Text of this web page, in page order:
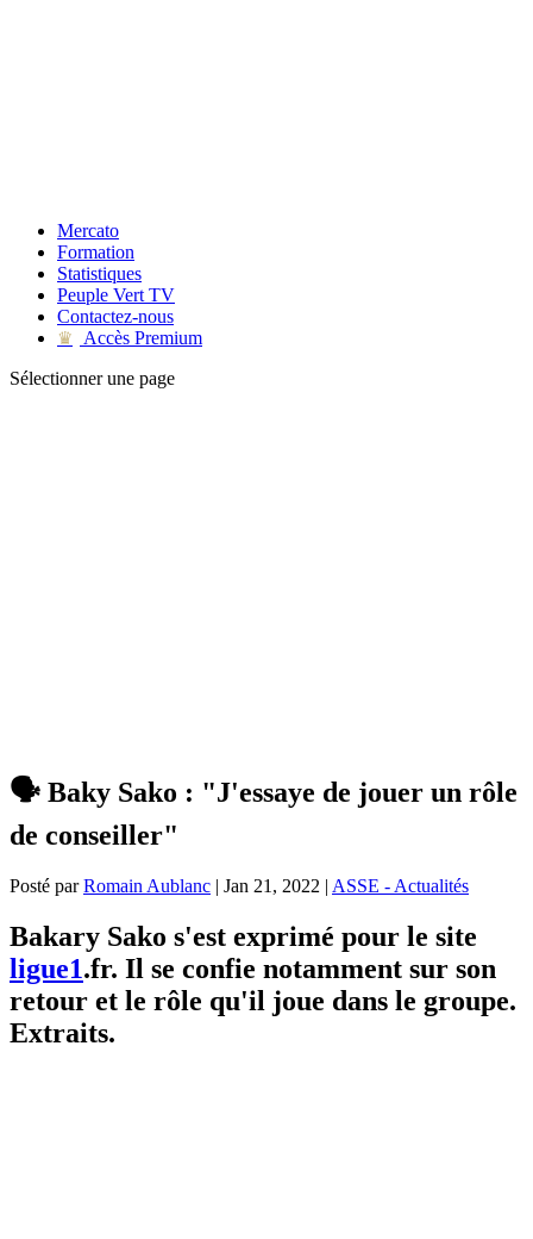
Mercato
Formation
Statistiques
Peuple Vert TV
Contactez-nous
♛
Accès Premium
Sélectionner une page
🗣 Baky Sako : "J'essaye de jouer un rôle
de conseiller"
Posté parRomain Aublanc | Jan 21, 2022 | ASSE - Actualités
Bakary Sako s'est exprimé pour le site
ligue1.fr. Il se confie notamment sur son
retour et le rôle qu'il joue dans le groupe.
Extraits.